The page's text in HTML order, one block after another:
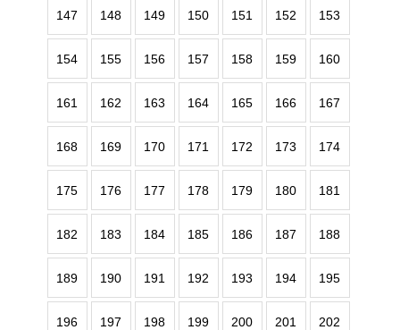
147 148 149 150 151 152 153
154 155 156 157 158 159 160
161 162 163 164 165 166 167
168 169 170 171 172 173 174
175 176 177 178 179 180 181
182 183 184 185 186 187 188
189 190 191 192 193 194 195
196 197 198 199 200 201 202